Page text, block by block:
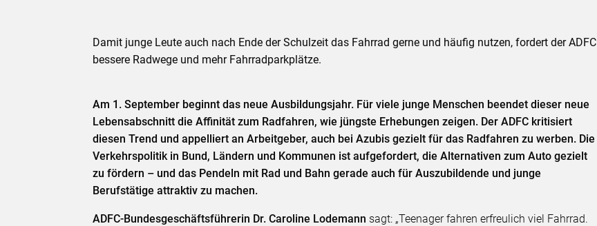
Damit junge Leute auch nach Ende der Schulzeit das Fahrrad gerne und häufig nutzen, fordert der ADFC
bessere Radwege und mehr Fahrradparkplätze.
Am 1. September beginnt das neue Ausbildungsjahr. Für viele junge Menschen beendet dieser neue
Lebensabschnitt die Affinität zum Radfahren, wie jüngste Erhebungen zeigen. Der ADFC kritisiert
diesen Trend und appelliert an Arbeitgeber, auch bei Azubis gezielt für das Radfahren zu werben. Die
Verkehrspolitik in Bund, Ländern und Kommunen ist aufgefordert, die Alternativen zum Auto gezielt
zu fördern – und das Pendeln mit Rad und Bahn gerade auch für Auszubildende und junge
Berufstätige attraktiv zu machen.
ADFC-Bundesgeschäftsführerin Dr. Caroline Lodemann sagt: „Teenager fahren erfreulich viel Fahrrad.